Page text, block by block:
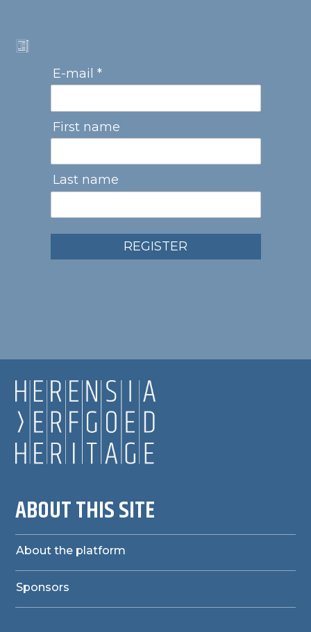
E-mail *
First name
Last name
REGISTER
ABOUT THIS SITE
About the platform
Sponsors